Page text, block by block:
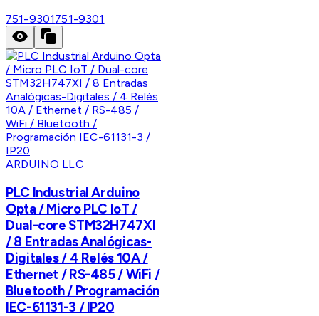
751-9301751-9301
ARDUINO LLC
PLC Industrial Arduino
Opta / Micro PLC IoT /
Dual-core STM32H747XI
/ 8 Entradas Analógicas-
Digitales / 4 Relés 10A /
Ethernet / RS-485 / WiFi /
Bluetooth / Programación
IEC-61131-3 / IP20